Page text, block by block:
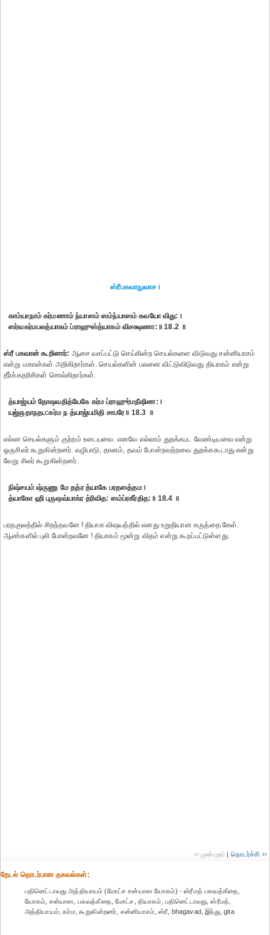
ஸ்ரீபகவாநுவாச।
காம்யாநாம் கர்மணாம் ந்யாஸம் ஸம்ந்யாஸம் கவயோ விது:।
ஸர்வகர்மபலத்யாகம் ப்ராஹுஸ்த்யாகம் விசக்ஷணா:॥ 18.2 ॥
ஸ்ரீ பகவான் கூறினார்: ஆசை வசப்பட்டு செய்கின்ற செயல்களை விடுவது சன்னியாசம்
என்று மகான்கள் அறிகிறார்கள். செயல்களின் பலனை விட்டுவிடுவது தியாகம் என்று
தீர்க்கதரிசிகள் சொல்கிறார்கள்.
த்யாஜ்யம் தோஷவதித்யேகே கர்ம ப்ராஹுர்மநீஷிண:।
யஜ்ஞதாநதப:கர்ம ந த்யாஜ்யமிதி சாபரே॥ 18.3 ॥
எல்லா செயல்களும் குற்றம் உடையவை. எனவே எல்லாம் துறக்கபட வேண்டியவை என்று
ஒருசிலர் கூறுகின்றனர். வழிபாடு, தானம், தவம் போன்றவற்றவை துறக்ககூடாது என்று
வேறு சிலர் கூறுகின்றனர்.
நிஷ்சயம் ஷ்ருணு மே தத்ர த்யாகே பரதஸத்தம।
த்யாகோ ஹி புருஷவ்யாக்ர த்ரிவித: ஸம்ப்ரகீர்தித:॥ 18.4 ॥
பரதகுலத்தில் சிறந்தவனே ! தியாக விஷயத்தில் எனது உறுதியான கருத்தை கேள்.
ஆண்களில் புலி போன்றவனே ! தியாகம் மூன்று விதம் என்று கூறப்பட்டுள்ளது.
‹‹ முன்புறம் | தொடர்ச்சி ››
தேட‌ல் தொட‌ர்பான தகவ‌ல்க‌ள்:
பதினெட்டாவது அத்தியாயம் (மோட்ச சன்யாஸ யோகம்) - ஸ்ரீமத் பகவத்கீதை,
யோகம், சன்யாஸ, பகவத்கீதை, மோட்ச, தியாகம், பதினெட்டாவது, ஸ்ரீமத்,
அத்தியாயம், கர்ம, கூறுகின்றனர், சன்னியாசம், ஸ்ரீ, bhagavad, இந்து, gita